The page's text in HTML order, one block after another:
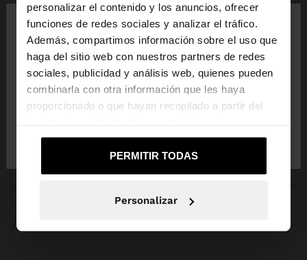
personalizar el contenido y los anuncios, ofrecer
funciones de redes sociales y analizar el tráfico.
Además, compartimos información sobre el uso que
haga del sitio web con nuestros partners de redes
sociales, publicidad y análisis web, quienes pueden
combinarla con otra información que les haya
proporcionado o que hayan recopilado a partir del
PERMITIR TODAS
Personalizar
hola
Estás accediendo a la web de Panama. ¿Quieres ir
a la web de United States?
ÚNETE A NUESTRA NEWSLETTER
y obtén un 10% de descuento
TENDENCIAS